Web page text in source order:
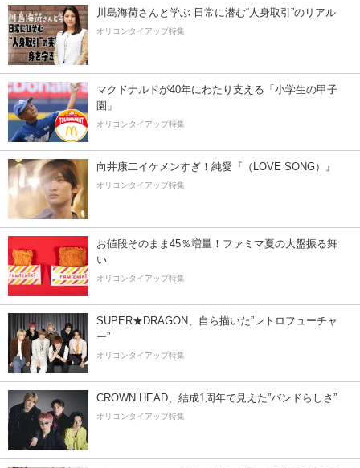
川島海荷さんと学ぶ 日常に潜む“人身取引”のリアル
オリコンタイアップ特集
マクドナルドが40年にわたり支える「小学生の甲子
園」
オリコンタイアップ特集
向井康二イケメンすぎ！純愛『（LOVE SONG）』
オリコンタイアップ特集
お値段そのまま45％増量！ファミマ夏の大盤振る舞
い
オリコンタイアップ特集
SUPER★DRAGON、自ら描いた”レトロフューチャ
ー”
オリコンタイアップ特集
CROWN HEAD、結成1周年で見えた”バンドらしさ”
オリコンタイアップ特集